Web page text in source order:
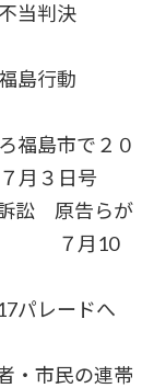
当判決
島行動
福島市で２０
日号
訟 原告らが
10
パレードへ
・市民の連帯